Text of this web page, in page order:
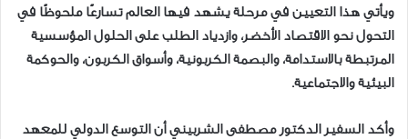
ويأتي هذا التعيين في مرحلة يشهد فيها العالم تسارعًا ملحوظًا في
التحول نحو الاقتصاد الأخضر، وازدياد الطلب على الحلول المؤسسية
المرتبطة بالاستدامة، والبصمة الكربونية، وأسواق الكربون، والحوكمة
البيئية والاجتماعية.
وأكد السفير الدكتور مصطفى الشربيني أن التوسع الدولي للمعهد